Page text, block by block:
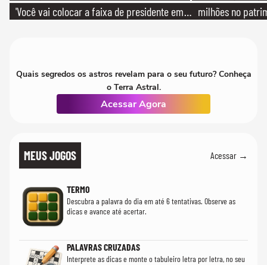
'Você vai colocar a faixa de presidente em
milhões no
Quais segredos os astros revelam para o seu futuro? Conheça
o Terra Astral.
Acessar Agora
MEUS JOGOS Acessar →
TERMO
Descubra a palavra do dia em até 6 tentativas. Observe as
dicas e avance até acertar.
PALAVRAS CRUZADAS
Interprete as dicas e monte o tabuleiro letra por letra, no seu